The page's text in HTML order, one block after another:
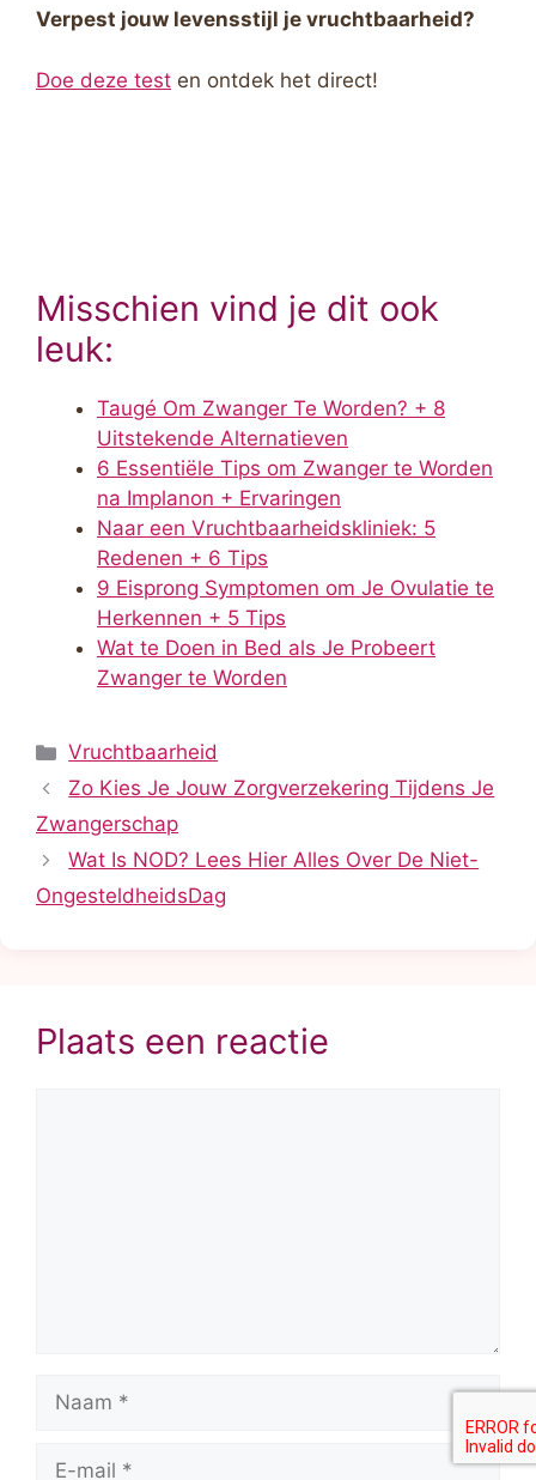
Verpest jouw levensstijl je vruchtbaarheid?
Doe deze test en ontdek het direct!
Misschien vind je dit ook
leuk:
Taugé Om Zwanger Te Worden? + 8
Uitstekende Alternatieven
6 Essentiële Tips om Zwanger te Worden
na Implanon + Ervaringen
Naar een Vruchtbaarheidskliniek: 5
Redenen + 6 Tips
9 Eisprong Symptomen om Je Ovulatie te
Herkennen + 5 Tips
Wat te Doen in Bed als Je Probeert
Zwanger te Worden
Categorieën
Vruchtbaarheid
Zo Kies Je Jouw Zorgverzekering Tijdens Je
Zwangerschap
Wat Is NOD? Lees Hier Alles Over De Niet-
OngesteldheidsDag
Plaats een reactie
Naam